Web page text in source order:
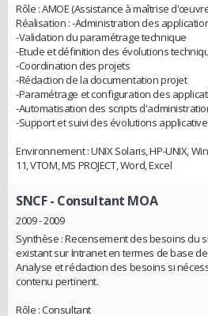
Rôle : AMOE (Assistance à maîtrise
Réalisation : -Administration des
-Validation du paramétrage technique
-Etude et définition des évolutions
-Coordination des projets
-Rédaction de la documentation projet
-Paramétrage et configuration des
-Automatisation des scripts
-Support et suivi des évolutions
Environnement : UNIX Solaris, HP-UNIX,
11, VTOM, MS PROJECT, Word, Excel
SNCF- Consultant MOA
2009 - 2009
Synthèse : Recensement des besoins du
existant sur Intranet en termes de base
Analyse et rédaction des besoins si
contenu pertinent.
Rôle : Consultant